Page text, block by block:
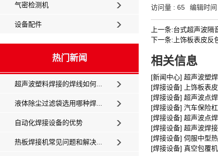
气密检测机
设备配件
热门新闻
超声波塑料焊接的焊线如何...
液体除尘过滤袋选用哪种焊...
自动化焊接设备的优势
热板焊接机常见问题和解决...
访问量 : 65 编辑时
上一条:台式超声波隔
下一条:上饰板表皮反
相关信息
[新闻中心] 超声波塑
[焊接设备] 上饰板表
[焊接设备] 超声波点
[焊接设备] 汽车保险
[焊接设备] 超声波点
[焊接设备] 超声波焊
[焊接设备] 伺服中型
[焊接设备] 真空包覆机